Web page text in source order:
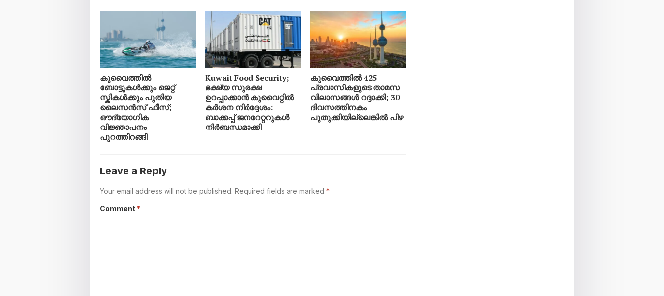
കുവൈത്തിൽ
ബോട്ടുകൾക്കും ജെറ്റ്
സ്കികൾക്കും പുതിയ
ലൈസൻസ് ഫീസ്;
ഔദ്യോഗിക
വിജ്ഞാപനം
പുറത്തിറങ്ങി
Kuwait Food Security;
ഭക്ഷ്യ സുരക്ഷ
ഉറപ്പാക്കാൻ കുവൈറ്റിൽ
കർശന നിർദ്ദേശം:
ബാക്കപ്പ് ജനറേറ്ററുകൾ
നിർബന്ധമാക്കി
കുവൈത്തിൽ 425
പ്രവാസികളുടെ താമസ
വിലാസങ്ങൾ റദ്ദാക്കി; 30
ദിവസത്തിനകം
പുതുക്കിയില്ലെങ്കിൽ പിഴ
Leave a Reply
Your email address will not be published. Required fields are marked *
Comment *